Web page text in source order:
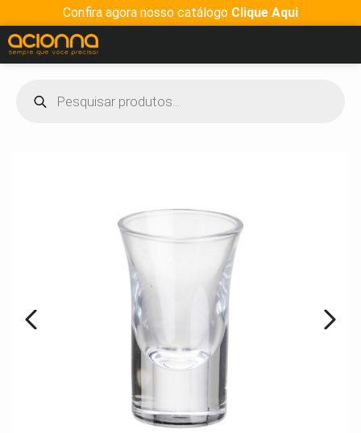
Confira agora nosso catálogo Clique Aqui